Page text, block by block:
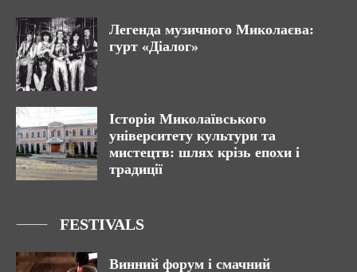
Легенда музичного Миколаєва:
гурт «Діалог»
Історія Миколаївського
університету культури та
мистецтв: шлях крізь епохи і
традиції
FESTIVALS
Винний форум і смачний